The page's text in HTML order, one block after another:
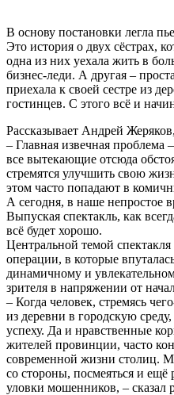
В основу постановки легла
Это история о двух сёстрах,
одна из них уехала жить в
бизнес-леди. А другая –
приехала к своей сестре из
гостинцев. С этого всё и
Рассказывает Андрей
– Главная извечная проблема
все вытекающие отсюда
стремятся улучшить свою
этом часто попадают в
А сегодня, в наше непростое
Выпуская спектакль, как
всё будет хорошо.
Центральной темой
операции, в которые
динамичному и
зрителя в напряжении от
– Когда человек, стремясь
из деревни в городскую
успеху. Да и нравственные
жителей провинции, часто
современной жизни столиц.
со стороны, посмеяться и ещё
уловки мошенников, – сказал